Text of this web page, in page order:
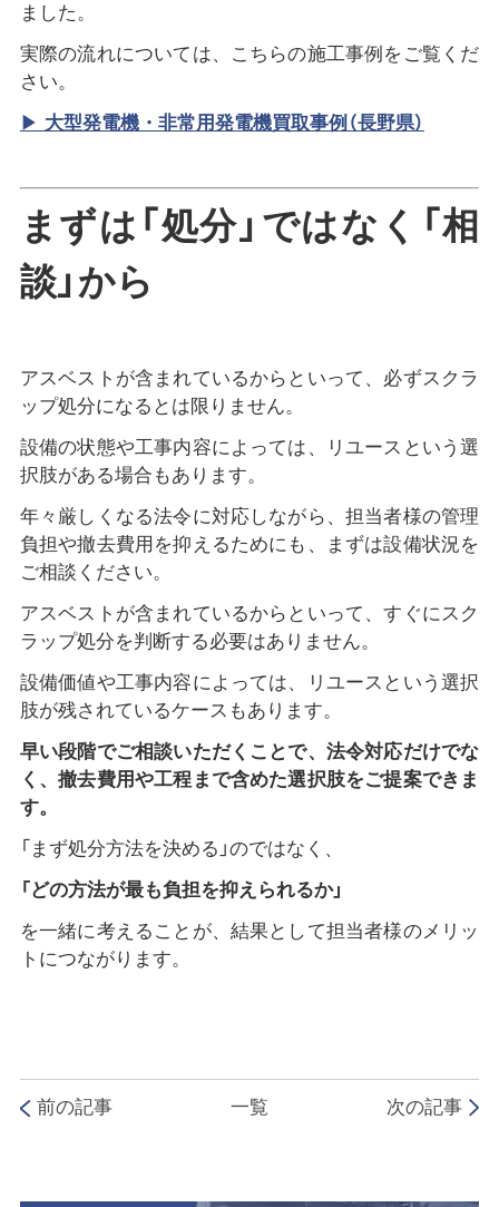
ました。
実際の流れについては、こちらの施工事例をご覧くだ
さい。
▶ 大型発電機・非常用発電機買取事例（長野県）
まずは「処分」ではなく「相
談」から
アスベストが含まれているからといって、必ずスクラ
ップ処分になるとは限りません。
設備の状態や工事内容によっては、リユースという選
択肢がある場合もあります。
年々厳しくなる法令に対応しながら、担当者様の管理
負担や撤去費用を抑えるためにも、まずは設備状況を
ご相談ください。
アスベストが含まれているからといって、すぐにスク
ラップ処分を判断する必要はありません。
設備価値や工事内容によっては、リユースという選択
肢が残されているケースもあります。
早い段階でご相談いただくことで、法令対応だけでな
く、撤去費用や工程まで含めた選択肢をご提案できま
す。
「まず処分方法を決める」のではなく、
「どの方法が最も負担を抑えられるか」
を一緒に考えることが、結果として担当者様のメリッ
トにつながります。
前の記事 一覧 次の記事